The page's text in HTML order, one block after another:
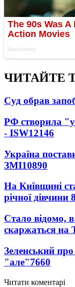
ЧИТАЙТЕ
Суд обрав
РФ створила
- ISW12146
Україна
ЗМІ10890
На Київщині
річної дівчини
Стало відомо,
скаржаться
Зеленський про
"але"7660
Читати коментарі